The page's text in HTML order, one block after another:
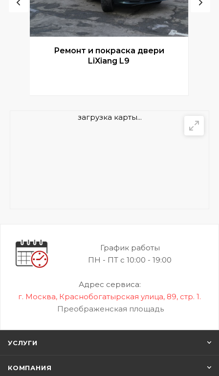
Ремонт и покраска двери
LiXiang L9
загрузка карты...
График работы
ПН - ПТ с 10:00 - 19:00
Адрес сервиса:
г. Москва, Краснобогатырская улица, 89, стр. 1.
Преображенская площадь
УСЛУГИ
КОМПАНИЯ